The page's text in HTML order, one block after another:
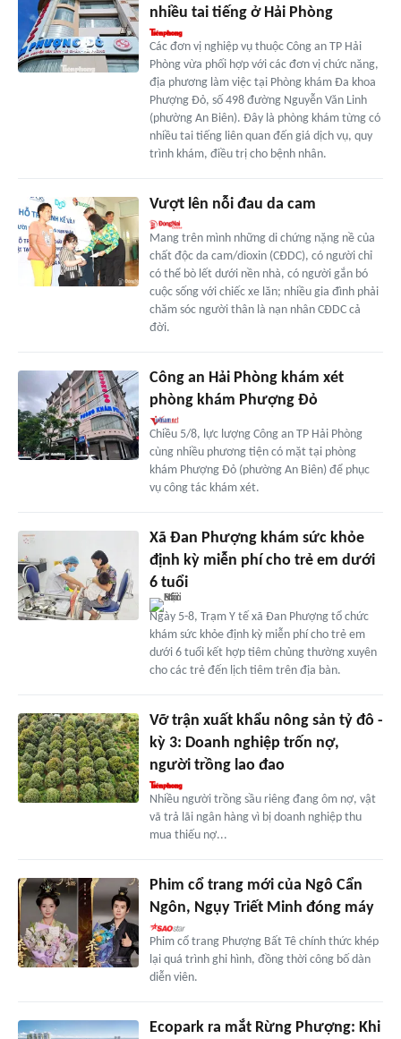
nhiều tai tiếng ở Hải Phòng
Các đơn vị nghiệp vụ thuộc Công an TP Hải
Phòng vừa phối hợp với các đơn vị chức năng,
địa phương làm việc tại Phòng khám Đa khoa
Phượng Đỏ, số 498 đường Nguyễn Văn Linh
(phường An Biên). Đây là phòng khám từng có
nhiều tai tiếng liên quan đến giá dịch vụ, quy
trình khám, điều trị cho bệnh nhân.
Vượt lên nỗi đau da cam
Mang trên mình những di chứng nặng nề của
chất độc da cam/dioxin (CÐDC), có người chỉ
có thể bò lết dưới nền nhà, có người gắn bó
cuộc sống với chiếc xe lăn; nhiều gia đình phải
chăm sóc người thân là nạn nhân CÐDC cả
đời.
Công an Hải Phòng khám xét
phòng khám Phượng Đỏ
Chiều 5/8, lực lượng Công an TP Hải Phòng
cùng nhiều phương tiện có mặt tại phòng
khám Phượng Đỏ (phường An Biên) để phục
vụ công tác khám xét.
Xã Đan Phượng khám sức khỏe
định kỳ miễn phí cho trẻ em dưới
6 tuổi
Ngày 5-8, Trạm Y tế xã Đan Phượng tổ chức
khám sức khỏe định kỳ miễn phí cho trẻ em
dưới 6 tuổi kết hợp tiêm chủng thường xuyên
cho các trẻ đến lịch tiêm trên địa bàn.
Vỡ trận xuất khẩu nông sản tỷ đô -
kỳ 3: Doanh nghiệp trốn nợ,
người trồng lao đao
Nhiều người trồng sầu riêng đang ôm nợ, vật
vã trả lãi ngân hàng vì bị doanh nghiệp thu
mua thiếu nợ...
Phim cổ trang mới của Ngô Cẩn
Ngôn, Ngụy Triết Minh đóng máy
Phim cổ trang Phượng Bất Tê chính thức khép
lại quá trình ghi hình, đồng thời công bố dàn
diễn viên.
Ecopark ra mắt Rừng Phượng: Khi